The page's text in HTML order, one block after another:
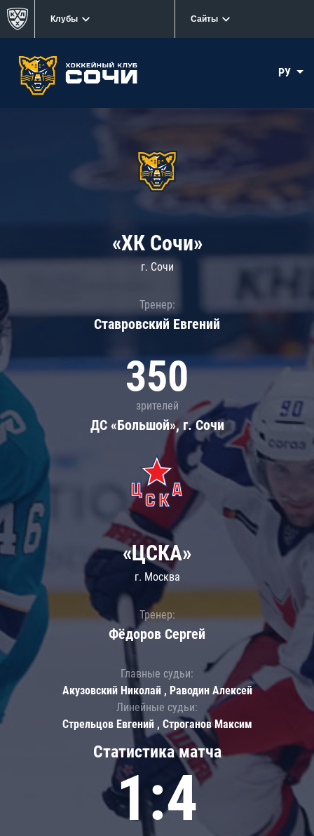
Клубы Сайты
РУ
«ХК Сочи»
г. Сочи
Тренер:
Ставровский Евгений
350
зрителей
ДС «Большой», г. Сочи
Статистика матча
1:4
«ЦСКА»
г. Москва
Тренер:
Фёдоров Сергей
Главные судьи:
Акузовский Николай , Раводин Алексей
Линейные судьи:
Стрельцов Евгений , Строганов Максим